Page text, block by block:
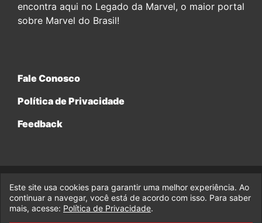
encontra aqui no Legado da Marvel, o maior portal
sobre Marvel do Brasil!
Fale Conosco
Política de Privacidade
Feedback
© 2017-2026 Legado da Marvel, uma empresa da Legado
Enterprises.
Este site usa cookies para garantir uma melhor experiência. Ao
continuar a navegar, você está de acordo com isso. Para saber
mais, acesse: Política de Privacidade.